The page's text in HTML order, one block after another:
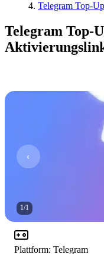
Telegram Top-Up
Telegram Top-
1/1
Plattform: Telegram